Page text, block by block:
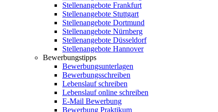
Stellenangebote Frankfurt
Stellenangebote Stuttgart
Stellenangebote Dortmund
Stellenangebote Nürnberg
Stellenangebote Düsseldorf
Stellenangebote Hannover
Bewerbungstipps
Bewerbungsunterlagen
Bewerbungsschreiben
Lebenslauf schreiben
Lebenslauf online schreiben
E-Mail Bewerbung
Bewerbung Praktikum